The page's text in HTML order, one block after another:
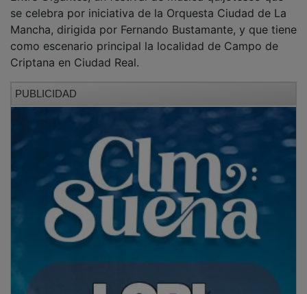
los reconocimientos al Mérito Cultural de Castilla-La
Mancha por su “gran relevancia a nivel nacional desde
1974”. En concreto, se le concedió la ‘Medalla
Extraordinaria por Aniversario’, que recogió la
directora del festival, Rebeca Cuenca. La Asociación
Lazarillo, su organizadora, con 64 años a sus
espaldas, ha recibido numerosos reconocimientos,
incluyendo la Medalla de Plata al Mérito en las Bellas
Artes en 1995.
PUBLICIDAD
Pero este año la edición será igual o más especial
que las anteriores. El Premio Escena se otorgará a
Andrés Lima, actor y director teatral, considerado uno
además ha recibido galardones como el Premio
Nacional de Teatro en 2019 y cinco premios MAX a la